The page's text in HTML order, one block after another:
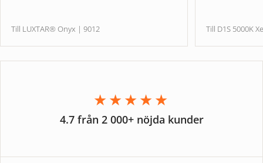
Till LUXTAR® Onyx | 9012 Till D1S 5000K
★★★★★
4.7 från 2 000+ nöjda kunder